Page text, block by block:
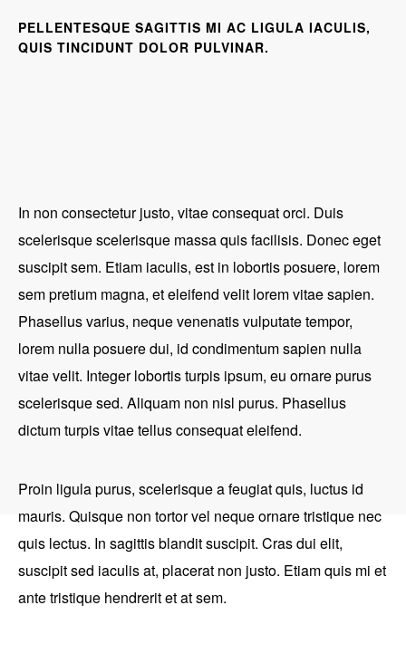
PELLENTESQUE SAGITTIS MI AC LIGULA IACULIS,
QUIS TINCIDUNT DOLOR PULVINAR.
In non consectetur justo, vitae consequat orci. Duis
scelerisque scelerisque massa quis facilisis. Donec eget
suscipit sem. Etiam iaculis, est in lobortis posuere, lorem
sem pretium magna, et eleifend velit lorem vitae sapien.
Phasellus varius, neque venenatis vulputate tempor,
lorem nulla posuere dui, id condimentum sapien nulla
vitae velit. Integer lobortis turpis ipsum, eu ornare purus
scelerisque sed. Aliquam non nisl purus. Phasellus
dictum turpis vitae tellus consequat eleifend.
Proin ligula purus, scelerisque a feugiat quis, luctus id
mauris. Quisque non tortor vel neque ornare tristique nec
quis lectus. In sagittis blandit suscipit. Cras dui elit,
suscipit sed iaculis at, placerat non justo. Etiam quis mi et
ante tristique hendrerit et at sem.